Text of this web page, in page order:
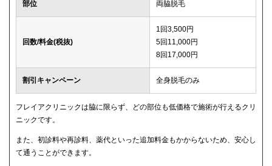
部位 両脇脱毛
回数/料金(税抜)
1回3,500円
5回11,000円
8回17,000円
割引キャンペーン 全身脱毛のみ
フレイアクリニックは脇に限らず、どの部位も低価格で施術が行えるクリ
ニックです。
また、初診料や再診料、薬代といった追加料金もかからないため、安心し
て通うことができます。